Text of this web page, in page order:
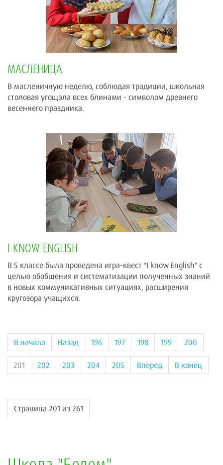
МАСЛЕНИЦА
В масленичную неделю, соблюдая традиции, школьная
столовая угощала всех блинами - символом древнего
весеннего праздника.
I KNOW ENGLISH
В 5 классе была проведена игра-квест "I know English" с
целью обобщения и систематизации полученных знаний
в новых коммуникативных ситуациях, расширения
кругозора учащихся.
В начало Назад 196 197 198 199 200
201 202 203 204 205 Вперед В конец
Страница 201 из 261